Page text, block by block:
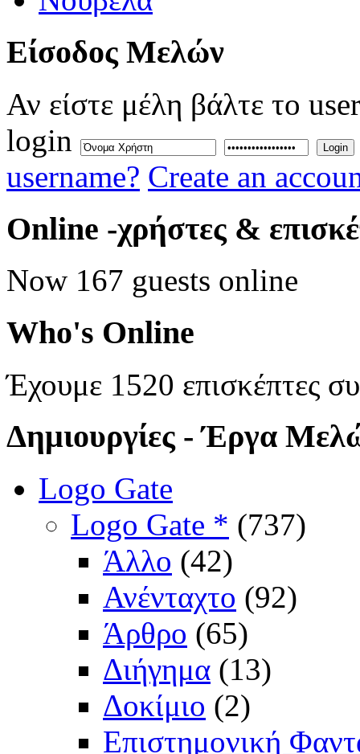
Eίσοδος Μελών
Αν είστε μέλη βάλτε το
login
Login
username? Create an
Online -χρήστες &
Now 167 guests online
Who's Online
Έχουμε 1520 επισκέπτες
Δημιουργίες - Έργα
Logo Gate
Logo Gate * (737)
Άλλο (42)
Ανένταχτο (92)
Άρθρο (65)
Διήγημα (13)
Δοκίμιο (2)
Επιστημονική